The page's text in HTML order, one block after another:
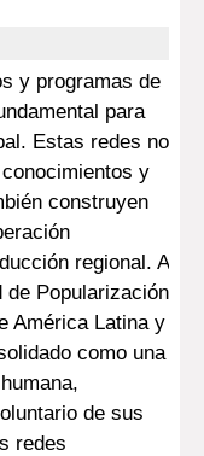
y programas de
para
Estas redes no
y
construyen
regional. A
de Popularización
América Latina y
como una
de sus
redes